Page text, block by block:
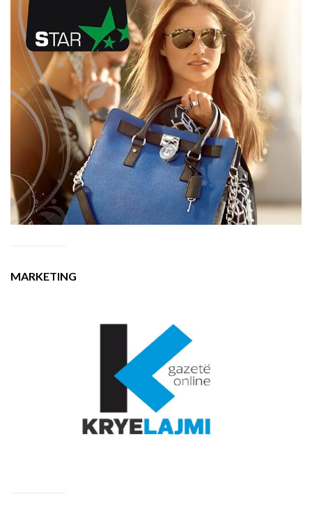
MARKETING